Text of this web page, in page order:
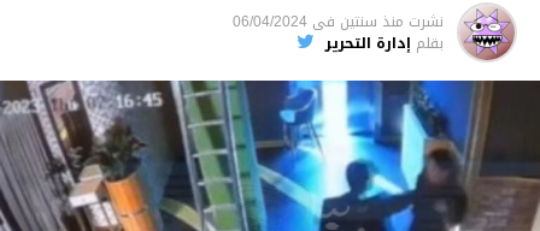
نشرت منذ سنتين فى 06/04/2024
بقلم إدارة التحرير